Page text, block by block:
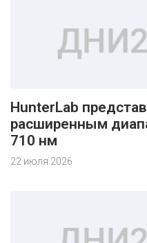
HunterLab
расширенным
710 нм
22 июля 2026